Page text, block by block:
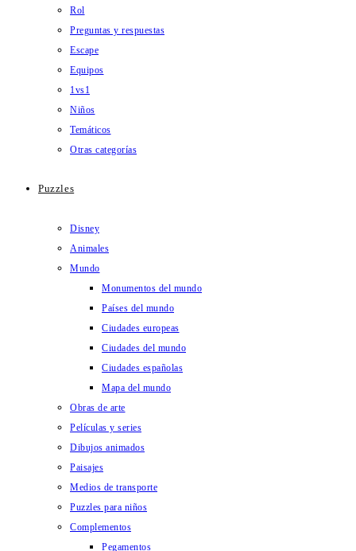
Rol
Preguntas y respuestas
Escape
Equipos
1vs1
Niños
Temáticos
Otras categorías
Puzzles
Disney
Animales
Mundo
Monumentos del mundo
Países del mundo
Ciudades europeas
Ciudades del mundo
Ciudades españolas
Mapa del mundo
Obras de arte
Películas y series
Dibujos animados
Paisajes
Medios de transporte
Puzzles para niños
Complementos
Pegamentos